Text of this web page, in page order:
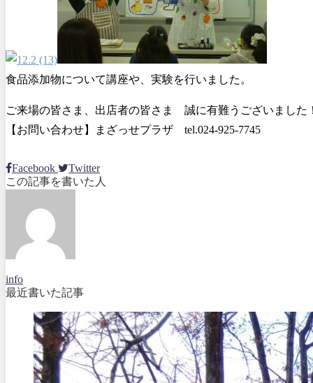
食品添加物について講座や、実験を行いました。
ご来場の皆さま、出店者の皆さま 誠に有難うございました
【お問い合わせ】まざっせプラザ tel.024-925-7745
Facebook
Twitter
この記事を書いた人
info
最近書いた記事